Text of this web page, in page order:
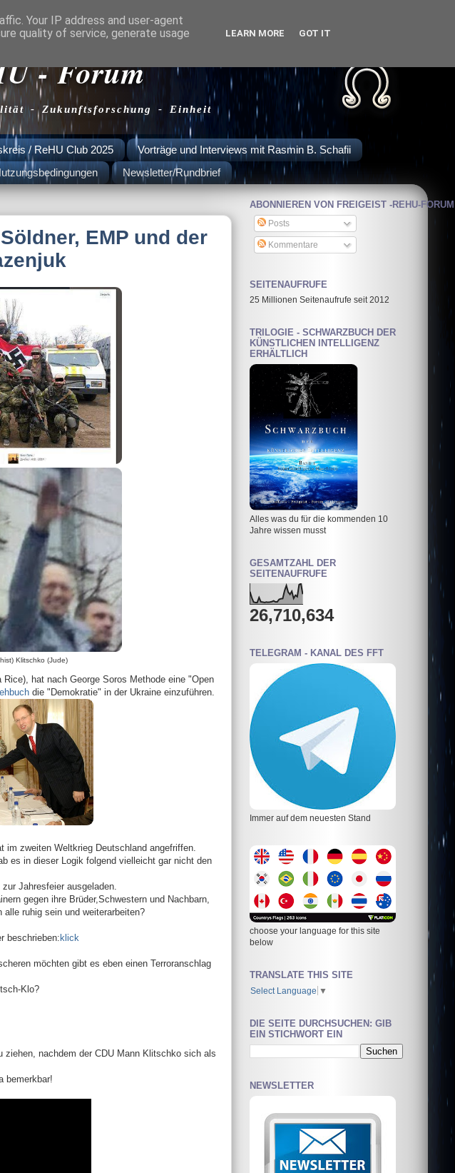
- Forum
- Zukunftsforschung - Einheit
/ ReHU Club 2025
Vorträge und Interviews mit Rasmin B. Schafii
Newsletter/Rundbrief
EMP und der
Faschist) Klitschko (Jude)
hat nach George Soros Methode eine "Open
die "Demokratie" in der Ukraine einzuführen.
im zweiten Weltkrieg Deutschland angefriffen.
es in dieser Logik folgend vielleicht gar nicht den
Jahresfeier ausgeladen.
gegen ihre Brüder,Schwestern und Nachbarn,
ruhig sein und weiterarbeiten?
beschrieben:klick
möchten gibt es eben einen Terroranschlag
Klo?
nachdem der CDU Mann Klitschko sich als
bemerkbar!
ABONNIEREN VON FREIGEIST -REHU-FORUM
Posts
Kommentare
SEITENAUFRUFE
25 Millionen Seitenaufrufe seit 2012
TRILOGIE - SCHWARZBUCH DER
KÜNSTLICHEN INTELLIGENZ
ERHÄLTLICH
Alles was du für die kommenden 10
Jahre wissen musst
GESAMTZAHL DER
SEITENAUFRUFE
26,710,634
TELEGRAM - KANAL DES FFT
Immer auf dem neuesten Stand
choose your language for this site
below
TRANSLATE THIS SITE
Select Language ▼
DIE SEITE DURCHSUCHEN: GIB
EIN STICHWORT EIN
NEWSLETTER
Your IP address and user-agent
quality of service, generate usage
LEARN MORE GOT IT